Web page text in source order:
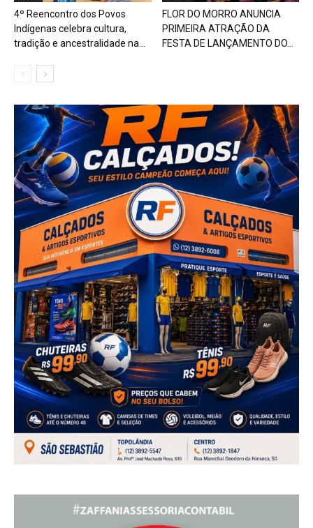
4º Reencontro dos Povos
Indígenas celebra cultura,
tradição e ancestralidade na...
FLOR DO MORRO ANUNCIA
PRIMEIRA ATRAÇÃO DA
FESTA DE LANÇAMENTO DO...